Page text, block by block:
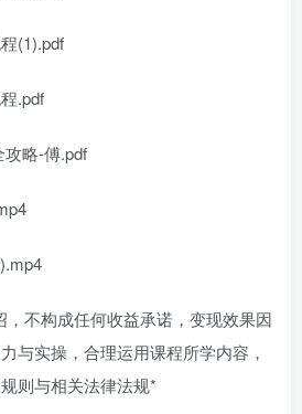
(1).pdf
.pdf
攻略-傅.pdf
不构成任何收益承诺，变现效果因
与实操，合理运用课程所学内容，
则与相关法律法规*